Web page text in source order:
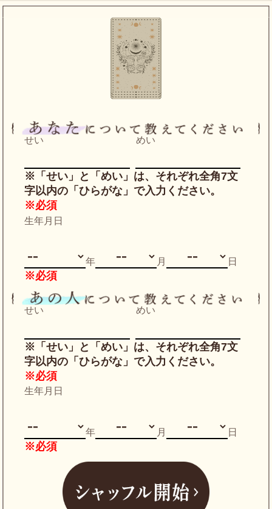
せい めい
※「せい」と「めい」は、それぞれ全角7文
字以内の「ひらがな」で入力ください。
※必須
生年月日
年 月 日
※必須
せい めい
※「せい」と「めい」は、それぞれ全角7文
字以内の「ひらがな」で入力ください。
※必須
生年月日
年 月 日
※必須